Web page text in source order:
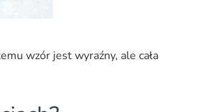
wzór jest wyraźny, ale cała